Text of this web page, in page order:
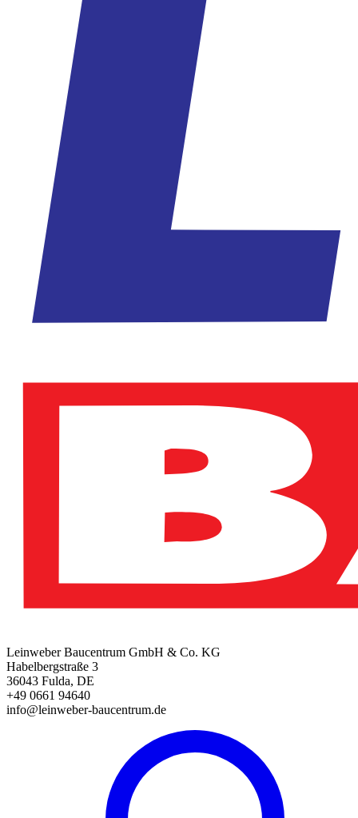
Leinweber Baucentrum GmbH & Co. KG
Habelbergstraße 3
36043 Fulda, DE
+49 0661 94640
info@leinweber-baucentrum.de